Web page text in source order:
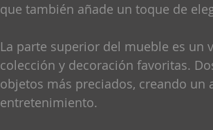
que también añade un toque de
La parte superior del mueble es un
colección y decoración favoritas.
objetos más preciados, creando un
entretenimiento.